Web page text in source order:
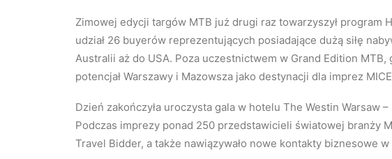
Zimowej edycji targów MTB już drugi raz towarzyszył program
udział 26 buyerów reprezentujących posiadające dużą siłę
Australii aż do USA. Poza uczestnictwem w Grand Edition
potencjał Warszawy i Mazowsza jako destynacji dla imprez
Dzień zakończyła uroczysta gala w hotelu The Westin Warsaw
Podczas imprezy ponad 250 przedstawicieli światowej branży
Travel Bidder, a także nawiązywało nowe kontakty biznesowe